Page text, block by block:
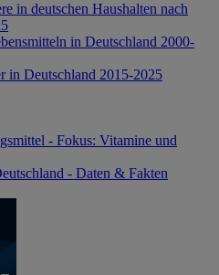
in deutschen Haushalten nach
in Deutschland 2000-
in Deutschland 2015-2025
- Fokus: Vitamine und
- Daten & Fakten